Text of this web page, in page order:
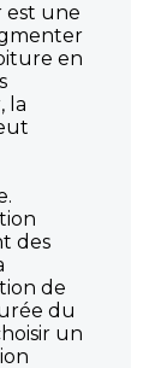
est une
en
la
des
de
du
un